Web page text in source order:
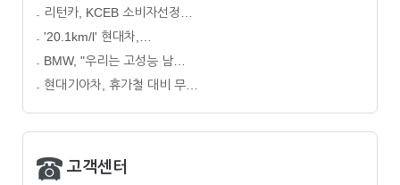
리턴카, KCEB 소비자선정…
'20.1km/l' 현대차,…
BMW, "우리는 고성능 남…
현대기아차, 휴가철 대비 무…
고객센터